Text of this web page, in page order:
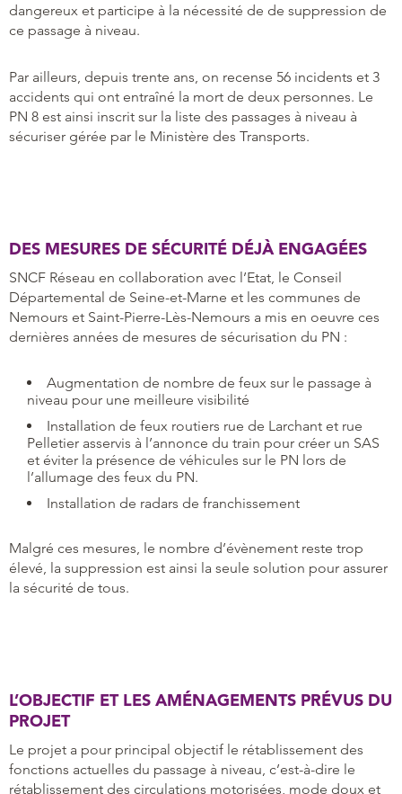
dangereux et participe à la nécessité de de suppression de
ce passage à niveau.
Par ailleurs, depuis trente ans, on recense 56 incidents et 3
accidents qui ont entraîné la mort de deux personnes. Le
PN 8 est ainsi inscrit sur la liste des passages à niveau à
sécuriser gérée par le Ministère des Transports.
DES MESURES DE SÉCURITÉ DÉJÀ ENGAGÉES
SNCF Réseau en collaboration avec l’Etat, le Conseil
Départemental de Seine-et-Marne et les communes de
Nemours et Saint-Pierre-Lès-Nemours a mis en oeuvre ces
dernières années de mesures de sécurisation du PN :
Augmentation de nombre de feux sur le passage à
niveau pour une meilleure visibilité
Installation de feux routiers rue de Larchant et rue
Pelletier asservis à l’annonce du train pour créer un SAS
et éviter la présence de véhicules sur le PN lors de
l’allumage des feux du PN.
Installation de radars de franchissement
Malgré ces mesures, le nombre d’évènement reste trop
élevé, la suppression est ainsi la seule solution pour assurer
la sécurité de tous.
L’OBJECTIF ET LES AMÉNAGEMENTS PRÉVUS DU
PROJET
Le projet a pour principal objectif le rétablissement des
fonctions actuelles du passage à niveau, c’est-à-dire le
rétablissement des circulations motorisées, mode doux et